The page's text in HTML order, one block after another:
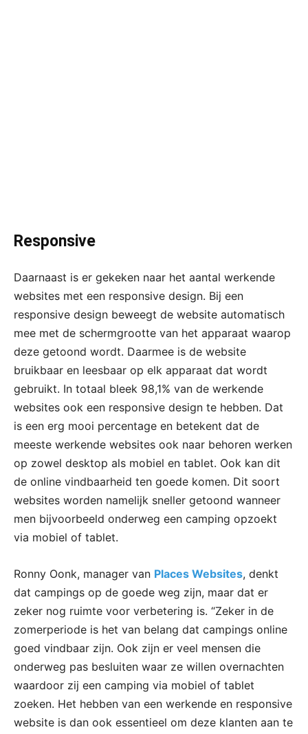
Responsive
Daarnaast is er gekeken naar het aantal werkende
websites met een responsive design. Bij een
responsive design beweegt de website automatisch
mee met de schermgrootte van het apparaat waarop
deze getoond wordt. Daarmee is de website
bruikbaar en leesbaar op elk apparaat dat wordt
gebruikt. In totaal bleek 98,1% van de werkende
websites ook een responsive design te hebben. Dat
is een erg mooi percentage en betekent dat de
meeste werkende websites ook naar behoren werken
op zowel desktop als mobiel en tablet. Ook kan dit
de online vindbaarheid ten goede komen. Dit soort
websites worden namelijk sneller getoond wanneer
men bijvoorbeeld onderweg een camping opzoekt
via mobiel of tablet.
Ronny Oonk, manager van Places Websites, denkt
dat campings op de goede weg zijn, maar dat er
zeker nog ruimte voor verbetering is. “Zeker in de
zomerperiode is het van belang dat campings online
goed vindbaar zijn. Ook zijn er veel mensen die
onderweg pas besluiten waar ze willen overnachten
waardoor zij een camping via mobiel of tablet
zoeken. Het hebben van een werkende en responsive
website is dan ook essentieel om deze klanten aan te